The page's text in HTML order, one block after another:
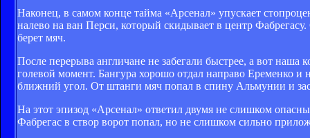
Наконец, в самом конце тайма «Арсенал» упускает
налево на ван Перси, который скидывает в центр
берет мяч.
После перерыва англичане не забегали быстрее, а вот
голевой момент. Бангура хорошо отдал направо Еременко
ближний угол. От штанги мяч попал в спину Альмунии и
На этот эпизод «Арсенал» ответил двумя не слишком
Фабрегас в створ ворот попал, но не слишком сильно